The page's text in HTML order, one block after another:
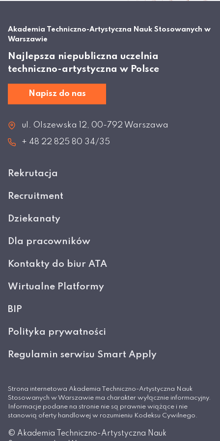
Akademia Techniczno-Artystyczna Nauk Stosowanych w
Warszawie
Najlepsza niepubliczna uczelnia
techniczno-artystyczna w Polsce
Napisz do nas
ul. Olszewska 12, 00-792 Warszawa
+ 48 22 825 80 34/35
Rekrutacja
Recruitment
Dziekanaty
Dla pracowników
Kontakty do biur ATA
Wirtualne Platformy
BIP
Polityka prywatności
Regulamin serwisu Smart Apply
Strona internetowa Akademia Techniczno-Artystyczna Nauk
Stosowanych w Warszawie ma charakter wyłącznie informacyjny.
Informacje podane na stronie nie są prawnie wiążące i nie
stanowią oferty handlowej w rozumieniu Kodeksu Cywilnego.
© Akademia Techniczno-Artystyczna Nauk